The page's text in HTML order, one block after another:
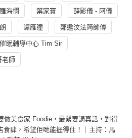
羅海憫 葉家寶 薛影儀 - 阿儀
譚雁瞳 鄭遨汶法筠師傅
眠輔導中心 Tim Sir
老師
做美食家 Foodie，最緊要講真話，對得
食肆，希望佢哋能捱得住！｜主持：馬